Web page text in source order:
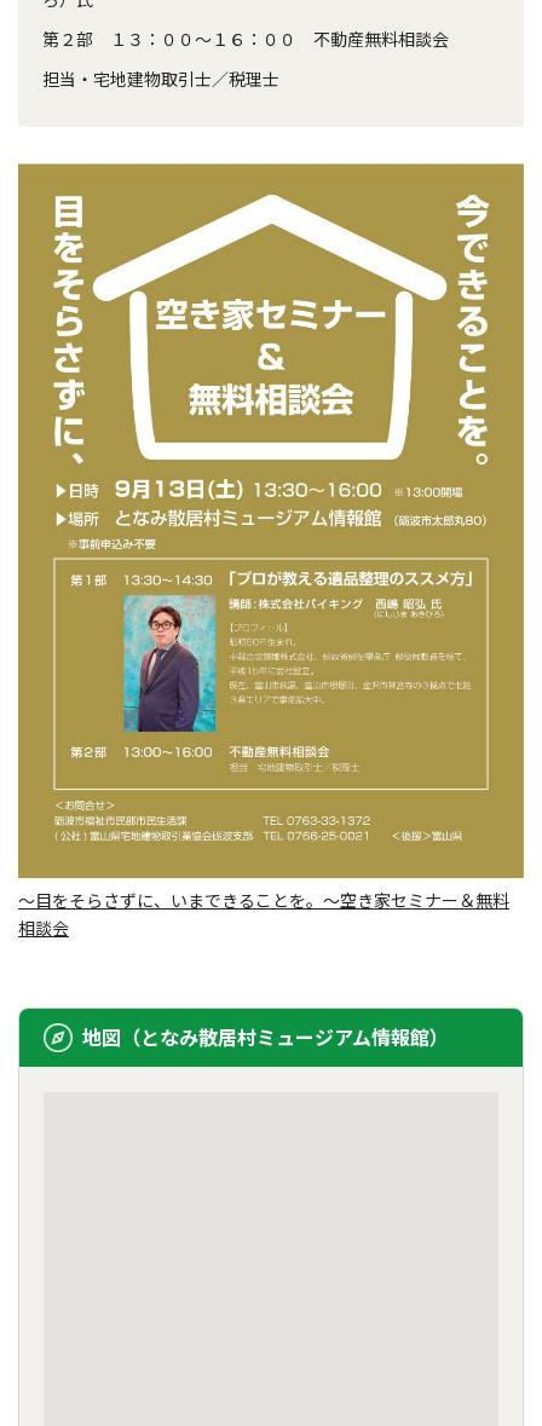
第２部 １３：００～１６：００ 不動産無料相談会
担当・宅地建物取引士／税理士
～目をそらさずに、いまできることを。～空き家セミナー＆無料
相談会
地図（となみ散居村ミュージアム情報館）